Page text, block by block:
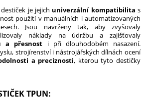
je jejich univerzální kompatibilita s
použití v manuálních i automatizovaných
Jsou navrženy tak, aby zvyšovaly
náklady na údržbu a zajišťovaly
a přesnost i při dlouhodobém nasazení.
strojírenství i nástrojářských dílnách ocení
a preciznosti, kterou tyto destičky
TPUN: